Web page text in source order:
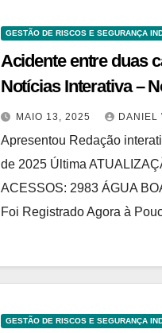
GESTÃO DE RISCOS E SEGURANÇA
Acidente entre duas
Notícias Interativa –
Araguaia e Região
MAIO 13, 2025 DANIEL
Apresentou Redação
de 2025 Última
ACESSOS: 2983 ÁGUA
Foi Registrado Agora à
GESTÃO DE RISCOS E SEGURANÇA